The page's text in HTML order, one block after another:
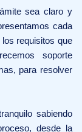
sea claro y
cada
requisitos que
soporte
para resolver
sabiendo
desde la